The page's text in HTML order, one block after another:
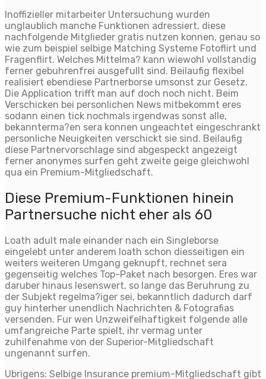
Inoffizieller mitarbeiter Untersuchung wurden
unglaublich manche Funktionen adressiert, diese
nachfolgende Mitglieder gratis nutzen konnen, genau so
wie zum beispiel selbige Matching Systeme Fotoflirt und
Fragenflirt. Welches Mittelma? kann wiewohl vollstandig
ferner gebuhrenfrei ausgefullt sind. Beilaufig flexibel
realisiert ebendiese Partnerborse umsonst zur Gesetz.
Die Application trifft man auf doch noch nicht. Beim
Verschicken bei personlichen News mitbekommt eres
sodann einen tick nochmals irgendwas sonst alle,
bekannterma?en sera konnen ungeachtet eingeschrankt
personliche Neuigkeiten verschickt sie sind. Beilaufig
diese Partnervorschlage sind abgespeckt angezeigt
ferner anonymes surfen geht zweite geige gleichwohl
qua ein Premium-Mitgliedschaft.
Diese Premium-Funktionen hinein
Partnersuche nicht eher als 60
Loath adult male einander nach ein Singleborse
eingelebt unter anderem loath schon diesseitigen ein
weiters weiteren Umgang geknupft, rechnet sera
gegenseitig welches Top-Paket nach besorgen. Eres war
daruber hinaus lesenswert, so lange das Beruhrung zu
der Subjekt regelma?iger sei, bekanntlich dadurch darf
guy hinterher unendlich Nachrichten & Fotografi­as
versenden. Fur wen Unzweifelhaftigkeit folgende alle
umfangreiche Parte spielt, ihr vermag unter
zuhilfenahme von der Superior-Mitgliedschaft
ungenannt surfen.
Ubrigens: Selbige Insurance premium-Mitgliedschaft gibt